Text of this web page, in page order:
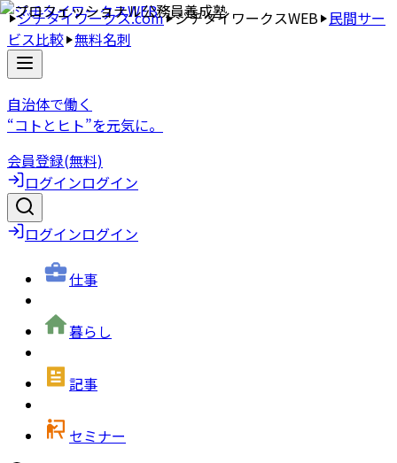
ジチタイワークス.com ジチタイワークスWEB 民間サー
ビス比較 無料名刺
自治体で働く
“コトとヒト”を元気に。
会員登録(無料)
ログインログイン
ログインログイン
仕事
暮らし
記事
セミナー